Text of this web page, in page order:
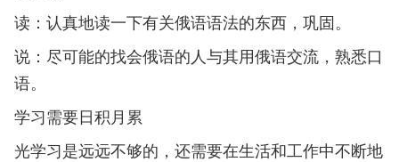
读：认真地读一下有关俄语语法的东西，巩固。
说：尽可能的找会俄语的人与其用俄语交流，熟悉口
语。
学习需要日积月累
光学习是远远不够的，还需要在生活和工作中不断地